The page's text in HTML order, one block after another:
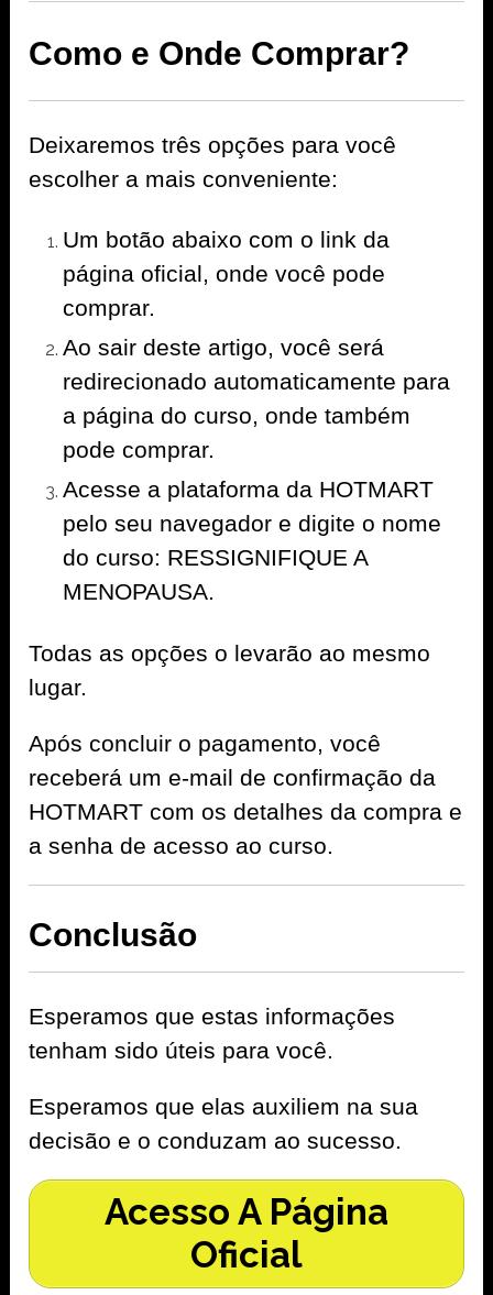
Como e Onde Comprar?
Deixaremos três opções para você
escolher a mais conveniente:
Um botão abaixo com o link da
página oficial, onde você pode
comprar.
Ao sair deste artigo, você será
redirecionado automaticamente para
a página do curso, onde também
pode comprar.
Acesse a plataforma da HOTMART
pelo seu navegador e digite o nome
do curso: RESSIGNIFIQUE A
MENOPAUSA.
Todas as opções o levarão ao mesmo
lugar.
Após concluir o pagamento, você
receberá um e-mail de confirmação da
HOTMART com os detalhes da compra e
a senha de acesso ao curso.
Conclusão
Esperamos que estas informações
tenham sido úteis para você.
Esperamos que elas auxiliem na sua
decisão e o conduzam ao sucesso.
Acesso A Página
Oficial